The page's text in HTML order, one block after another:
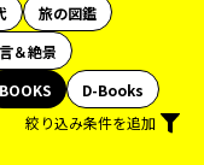
旅の図鑑
＆絶景
BOOKS
D-Books
絞り込み条件を追加